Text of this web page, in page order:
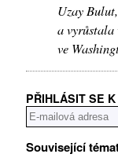
Uzay
a vyrůstala
ve
PŘIHLÁSIT SE
Související